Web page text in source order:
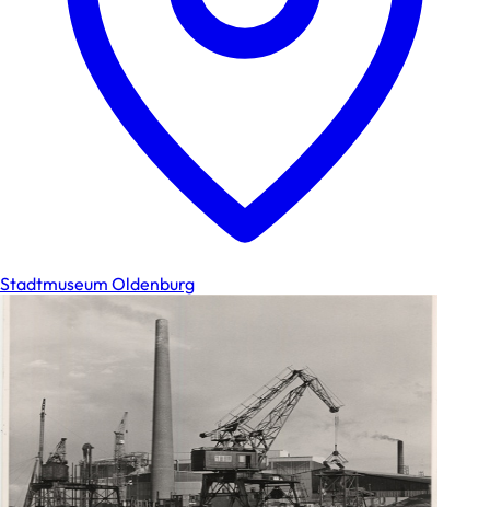
Stadtmuseum Oldenburg